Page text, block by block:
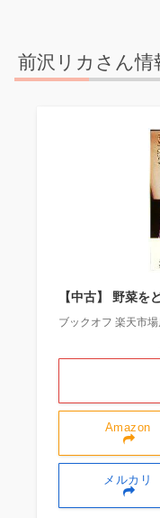
前沢リカさん情
【中古】 野菜を
ブックオフ 楽天市
Amazon
メルカリ